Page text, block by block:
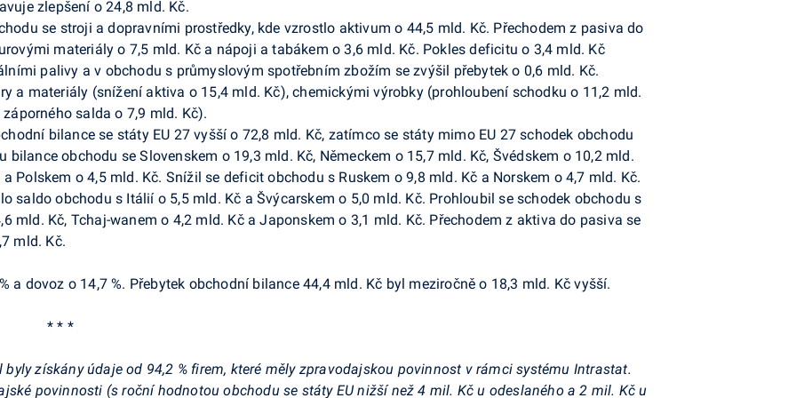
zlepšení o 24,8 mld. Kč.
se stroji a dopravními prostředky, kde vzrostlo aktivum o 44,5 mld. Kč. Přechodem z pasiva do
materiály o 7,5 mld. Kč a nápoji a tabákem o 3,6 mld. Kč. Pokles deficitu o 3,4 mld. Kč
palivy a v obchodu s průmyslovým spotřebním zbožím se zvýšil přebytek o 0,6 mld. Kč.
a materiály (snížení aktiva o 15,4 mld. Kč), chemickými výrobky (prohloubení schodku o 11,2 mld.
salda o 7,9 mld. Kč).
bilance se státy EU 27 vyšší o 72,8 mld. Kč, zatímco se státy mimo EU 27 schodek obchodu
bilance obchodu se Slovenskem o 19,3 mld. Kč, Německem o 15,7 mld. Kč, Švédskem o 10,2 mld.
Polskem o 4,5 mld. Kč. Snížil se deficit obchodu s Ruskem o 9,8 mld. Kč a Norskem o 4,7 mld. Kč.
saldo obchodu s Itálií o 5,5 mld. Kč a Švýcarskem o 5,0 mld. Kč. Prohloubil se schodek obchodu s
mld. Kč, Tchaj-wanem o 4,2 mld. Kč a Japonskem o 3,1 mld. Kč. Přechodem z aktiva do pasiva se
mld. Kč.
a dovoz o 14,7 %. Přebytek obchodní bilance 44,4 mld. Kč byl meziročně o 18,3 mld. Kč vyšší.
* * *
získány údaje od 94,2 % firem, které měly zpravodajskou povinnost v rámci systému Intrastat.
povinnosti (s roční hodnotou obchodu se státy EU nižší než 4 mil. Kč u odeslaného a 2 mil. Kč u